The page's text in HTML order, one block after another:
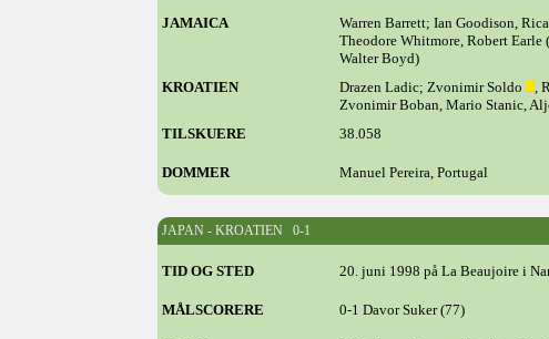
JAMAICA
Warren Barrett; Ian Goodison,
Theodore Whitmore, Robert
Walter Boyd)
KROATIEN
Drazen Ladic; Zvonimir Soldo ,
Zvonimir Boban, Mario Stanic,
TILSKUERE
38.058
DOMMER Manuel Pereira, Portugal
JAPAN - KROATIEN 0-1
TID OG STED 20. juni 1998 på La Beaujoire i
MÅLSCORERE 0-1 Davor Suker (77)